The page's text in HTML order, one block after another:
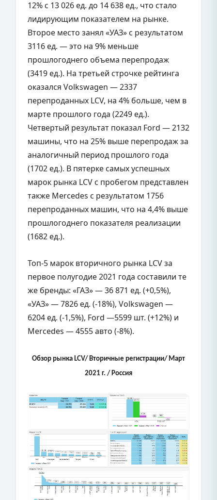
12% с 13 026 ед. до 14 638 ед., что стало
лидирующим показателем на рынке.
Второе место занял «УАЗ» с результатом
3116 ед. — это на 9% меньше
прошлогоднего объема перепродаж
(3419 ед.). На третьей строчке рейтинга
оказался Volkswagen — 2337
перепроданных LCV, на 4% больше, чем в
марте прошлого года (2249 ед.).
Четвертый результат показал Ford — 2132
машины, что на 25% выше перепродаж за
аналогичный период прошлого года
(1702 ед.). В пятерке самых успешных
марок рынка LCV с пробегом представлен
также Mercedes с результатом 1756
перепроданных машин, что на 4,4% выше
прошлогоднего показателя реализации
(1682 ед.).
Топ-5 марок вторичного рынка LCV за
первое полугодие 2021 года составили те
же бренды: «ГАЗ» — 36 871 ед. (+0,5%),
«УАЗ» — 7826 ед. (-18%), Volkswagen —
6204 ед. (-1,5%), Ford —5599 шт. (+12%) и
Mercedes — 4555 авто (-8%).
Обзор рынка LCV/ Вторичные регистрации/ Март
2021 г. / Россия